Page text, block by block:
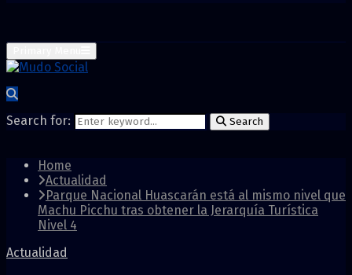
Search for: Search
Home
Actualidad
Parque Nacional Huascarán está al mismo nivel que
Machu Picchu tras obtener la Jerarquía Turística
Nivel 4
Actualidad